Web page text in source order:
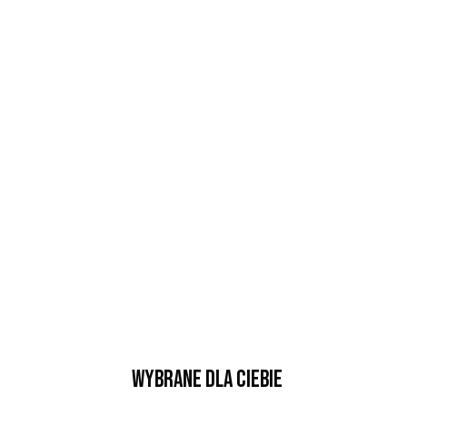
Wybrane dla Ciebie